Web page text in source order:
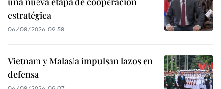
estratégica
06/08/2026 09:58
Vietnam y Malasia impulsan lazos en
defensa